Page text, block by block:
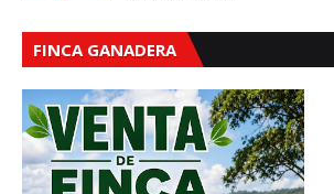
FINCA GANADERA